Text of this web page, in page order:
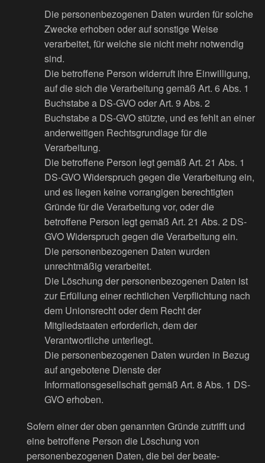
Die personenbezogenen Daten wurden für solche
Zwecke erhoben oder auf sonstige Weise
verarbeitet, für welche sie nicht mehr notwendig
sind.
Die betroffene Person widerruft ihre Einwilligung,
auf die sich die Verarbeitung gemäß Art. 6 Abs. 1
Buchstabe a DS-GVO oder Art. 9 Abs. 2
Buchstabe a DS-GVO stützte, und es fehlt an einer
anderweitigen Rechtsgrundlage für die
Verarbeitung.
Die betroffene Person legt gemäß Art. 21 Abs. 1
DS-GVO Widerspruch gegen die Verarbeitung ein,
und es liegen keine vorrangigen berechtigten
Gründe für die Verarbeitung vor, oder die
betroffene Person legt gemäß Art. 21 Abs. 2 DS-
GVO Widerspruch gegen die Verarbeitung ein.
Die personenbezogenen Daten wurden
unrechtmäßig verarbeitet.
Die Löschung der personenbezogenen Daten ist
zur Erfüllung einer rechtlichen Verpflichtung nach
dem Unionsrecht oder dem Recht der
Mitgliedstaaten erforderlich, dem der
Verantwortliche unterliegt.
Die personenbezogenen Daten wurden in Bezug
auf angebotene Dienste der
Informationsgesellschaft gemäß Art. 8 Abs. 1 DS-
GVO erhoben.
Sofern einer der oben genannten Gründe zutrifft und
eine betroffene Person die Löschung von
personenbezogenen Daten, die bei der beate-